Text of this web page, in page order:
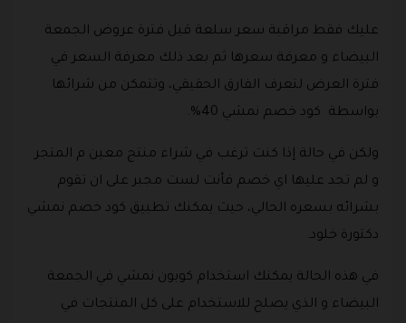
عليك فقط مراقبة سعر سلعة قبل فترة عروض الجمعة
البيضاء و معرفة سعرها ثم بعد ذلك معرفة السعر في
فترة العرض لتعرف الفارق الحقيقي، وتتمكن من شرائها
بواسطة كود خصم نمشي 40%.
ولكن في حالة إذا كنت ترغب في شراء منتج معين م المتجر
و لم تجد عليها اي خصم فأنت لست مجبر على ان تقوم
بشرائه بسعره الحالي، حيث يمكنك تطبيق كود خصم نمشي
دكتورة خلود.
في هذه الحالة يمكنك استخدام كوبون نمشي في الجمعة
البيضاء و الذي يصلح للاستخدام على كل المنتجات في